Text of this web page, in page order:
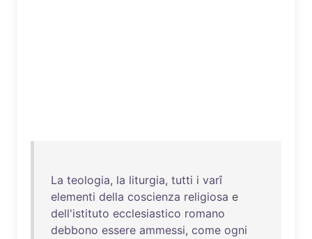
La teologia, la liturgia, tutti i varî
elementi della coscienza religiosa e
dell'istituto ecclesiastico romano
debbono essere ammessi, come ogni